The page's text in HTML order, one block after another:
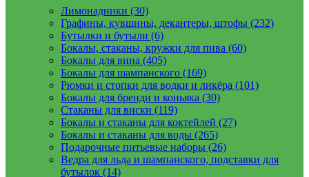
Лимонадники (30)
Графины, кувшины, декантеры, штофы (232)
Бутылки и бутыли (6)
Бокалы, стаканы, кружки для пива (60)
Бокалы для вина (405)
Бокалы для шампанского (169)
Рюмки и стопки для водки и ликёра (101)
Бокалы для бренди и коньяка (30)
Стаканы для виски (119)
Бокалы и стаканы для коктейлей (27)
Бокалы и стаканы для воды (265)
Подарочные питьевые наборы (26)
Ведра для льда и шампанского, подставки для
бутылок (14)